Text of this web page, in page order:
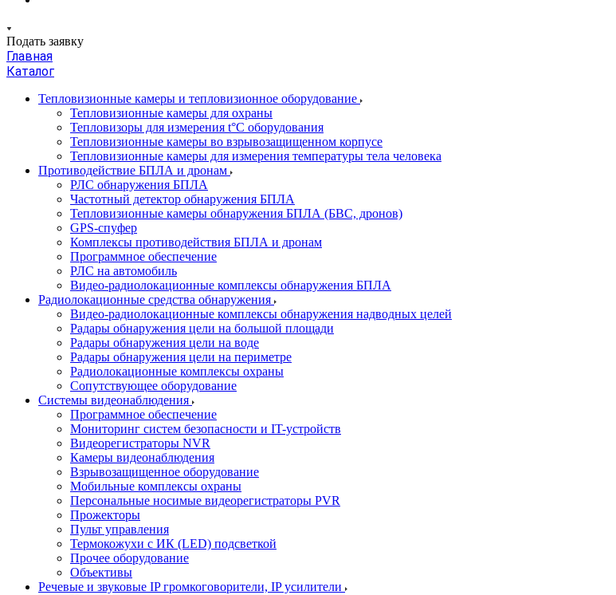
Подать заявку
Главная
Каталог
Тепловизионные камеры и тепловизионное оборудование
Тепловизионные камеры для охраны
Тепловизоры для измерения t°С оборудования
Тепловизионные камеры во взрывозащищенном корпусе
Тепловизионные камеры для измерения температуры тела человека
Противодействие БПЛА и дронам
РЛС обнаружения БПЛА
Частотный детектор обнаружения БПЛА
Тепловизионные камеры обнаружения БПЛА (БВС, дронов)
GPS-спуфер
Комплексы противодействия БПЛА и дронам
Программное обеспечение
РЛС на автомобиль
Видео-радиолокационные комплексы обнаружения БПЛА
Радиолокационные средства обнаружения
Видео-радиолокационные комплексы обнаружения надводных целей
Радары обнаружения цели на большой площади
Радары обнаружения цели на воде
Радары обнаружения цели на периметре
Радиолокационные комплексы охраны
Сопутствующее оборудование
Системы видеонаблюдения
Программное обеспечение
Мониторинг систем безопасности и IT-устройств
Видеорегистраторы NVR
Камеры видеонаблюдения
Взрывозащищенное оборудование
Мобильные комплексы охраны
Персональные носимые видеорегистраторы PVR
Прожекторы
Пульт управления
Термокожухи с ИК (LED) подсветкой
Прочее оборудование
Объективы
Речевые и звуковые IP громкоговорители, IP усилители